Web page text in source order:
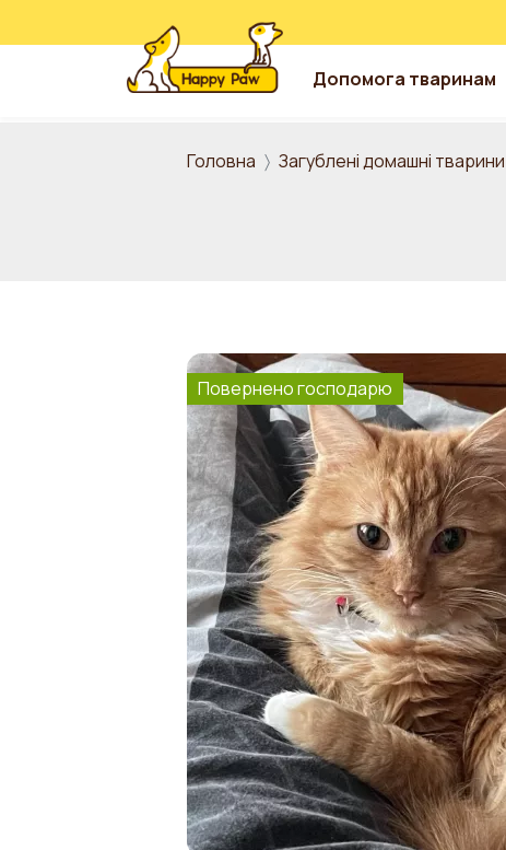
Допомога тваринам
Головна Загублені домашні тварини
Повернено господарю